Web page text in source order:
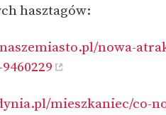
hasztagów:
nowa-
mieszkaniec/co-